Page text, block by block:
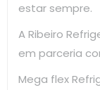
estar sempre.
A Ribeiro
em parceria
Mega flex